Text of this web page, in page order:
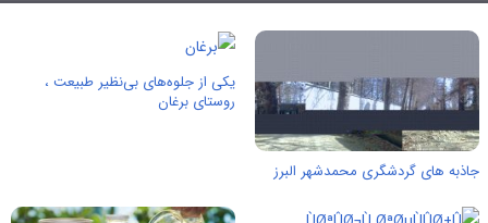
جاذبه های گردشگری محمدشهر البرز
یکی از جلوه‌های بی‌نظیر طبیعت ،
روستای برغان